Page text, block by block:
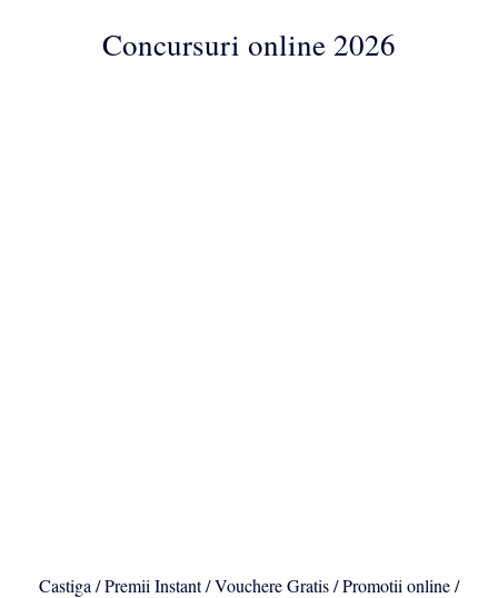
ConcursuriConcursuri online 2026
Castiga / Premii Instant / Vouchere Gratis / Promotii online /